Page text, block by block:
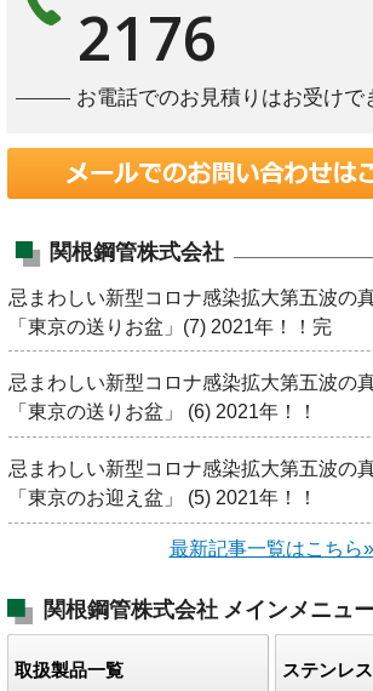
2176
お電話でのお見積りはお受けで
関根鋼管株式会社
忌まわしい新型コロナ感染拡大第五波の
「東京の送りお盆」(7) 2021年！！完
忌まわしい新型コロナ感染拡大第五波の
「東京の送りお盆」 (6) 2021年！！
忌まわしい新型コロナ感染拡大第五波の
「東京のお迎え盆」 (5) 2021年！！
最新記事一覧はこちら»
関根鋼管株式会社 メインメニュ
取扱製品一覧 ステンレ